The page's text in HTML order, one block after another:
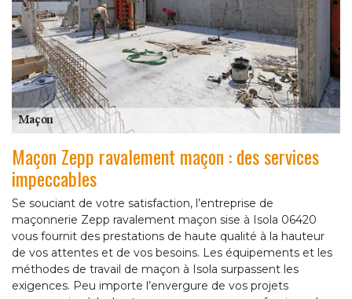
Maçon Zepp ravalement maçon : des services
impeccables
Se souciant de votre satisfaction, l’entreprise de
maçonnerie Zepp ravalement maçon sise à Isola 06420
vous fournit des prestations de haute qualité à la hauteur
de vos attentes et de vos besoins. Les équipements et les
méthodes de travail de maçon à Isola surpassent les
exigences. Peu importe l’envergure de vos projets